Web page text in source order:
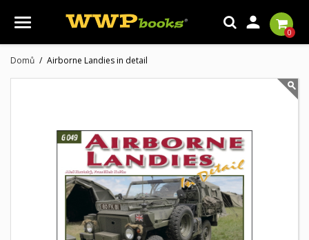

0
Domů Airborne Landies in detail